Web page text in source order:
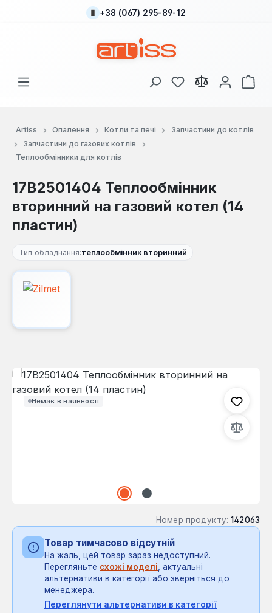
Перейти до основного вмісту
+38 (067) 295-89-12
У вас є 0 у списку
Artiss Опалення Котли та печі
Запчастини до котлів
Запчастини до газових котлів
Теплообмінники для котлів
17B2501404 Теплообмінник
вторинний на газовий котел (14
пластин)
Тип обладнання:теплообмінник вторинний
Немає в наявності
Пропустити галерею зображень
Номер продукту: 142063
Товар тимчасово відсутній
На жаль, цей товар зараз недоступний.
Перегляньте схожі моделі , актуальні
альтернативи в категорії або зверніться до
менеджера.
Переглянути альтернативи в категорії